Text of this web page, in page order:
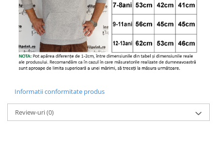
Informatii conformitate produs
Review-uri(0)